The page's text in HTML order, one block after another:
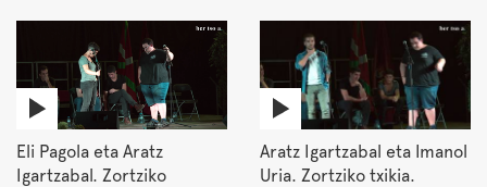
Eli Pagola eta Aratz
Igartzabal. Zortziko
Aratz Igartzabal eta Imanol
Uria. Zortziko txikia.